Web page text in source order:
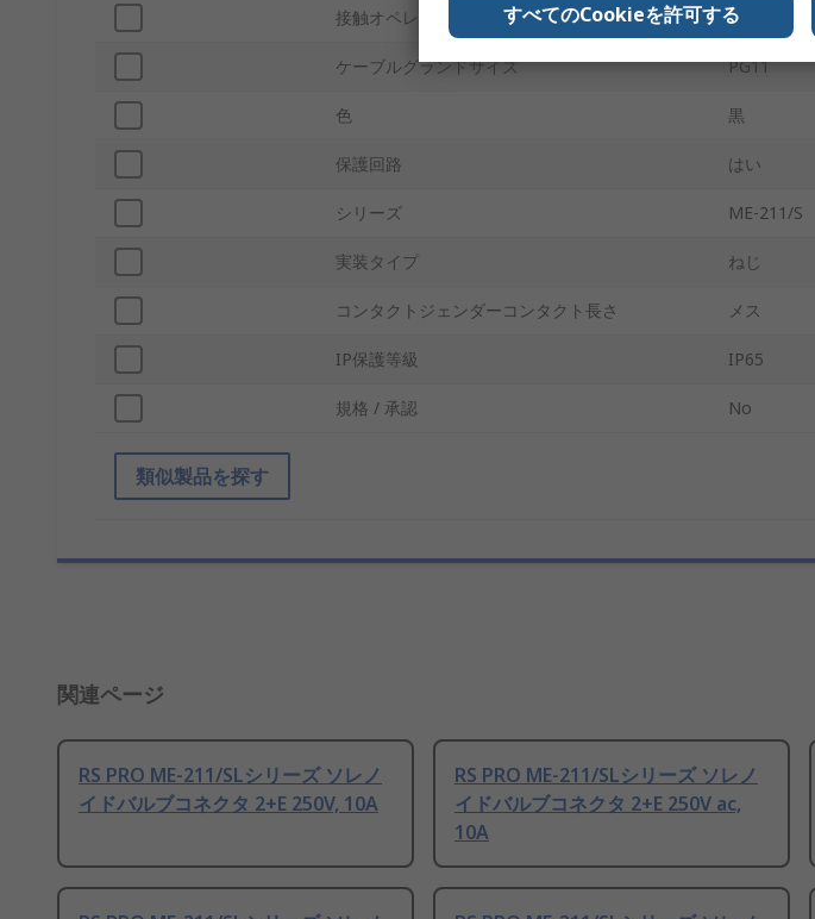
接触オペレーション 銅合金
ケーブルグランドサイズ PG11
色 黒
保護回路 はい
シリーズ ME-211/S
実装タイプ ねじ
コンタクトジェンダーコンタクト長さ メス
IP保護等級 IP65
規格 / 承認 No
類似製品を探す
関連ページ
RS PRO ME-211/SLシリーズ ソレノ
イドバルブコネクタ 2+E 250V, 10A
RS PRO ME-211/SLシリーズ ソレノ
イドバルブコネクタ 2+E 250V ac,
10A
すべてのCookieを許可する